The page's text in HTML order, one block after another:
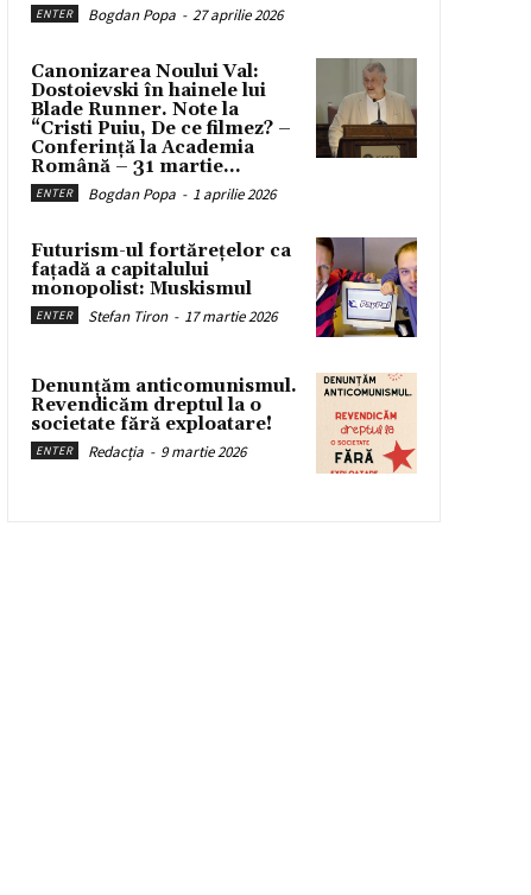
ENTER Bogdan Popa - 27 aprilie 2026
Canonizarea Noului Val:
Dostoievski în hainele lui
Blade Runner. Note la
“Cristi Puiu, De ce filmez? –
Conferință la Academia
Română – 31 martie...
ENTER Bogdan Popa - 1 aprilie 2026
Futurism-ul fortărețelor ca
fațadă a capitalului
monopolist: Muskismul
ENTER Stefan Tiron - 17 martie 2026
Denunțăm anticomunismul.
Revendicăm dreptul la o
societate fără exploatare!
ENTER Redacția - 9 martie 2026